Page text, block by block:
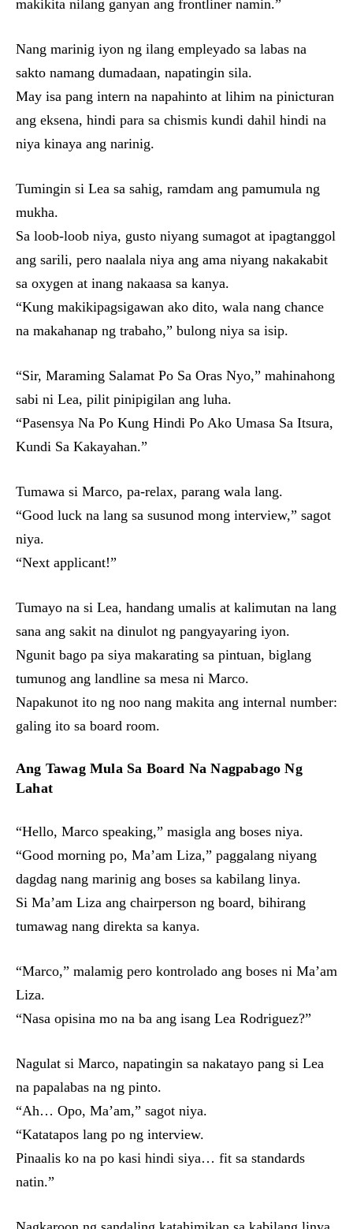
makikita nilang ganyan ang frontliner namin.”
Nang marinig iyon ng ilang empleyado sa labas na
sakto namang dumadaan, napatingin sila.
May isa pang intern na napahinto at lihim na pinicturan
ang eksena, hindi para sa chismis kundi dahil hindi na
niya kinaya ang narinig.
Tumingin si Lea sa sahig, ramdam ang pamumula ng
mukha.
Sa loob-loob niya, gusto niyang sumagot at ipagtanggol
ang sarili, pero naalala niya ang ama niyang nakakabit
sa oxygen at inang nakaasa sa kanya.
“Kung makikipagsigawan ako dito, wala nang chance
na makahanap ng trabaho,” bulong niya sa isip.
“Sir, Maraming Salamat Po Sa Oras Nyo,” mahinahong
sabi ni Lea, pilit pinipigilan ang luha.
“Pasensya Na Po Kung Hindi Po Ako Umasa Sa Itsura,
Kundi Sa Kakayahan.”
Tumawa si Marco, pa-relax, parang wala lang.
“Good luck na lang sa susunod mong interview,” sagot
niya.
“Next applicant!”
Tumayo na si Lea, handang umalis at kalimutan na lang
sana ang sakit na dinulot ng pangyayaring iyon.
Ngunit bago pa siya makarating sa pintuan, biglang
tumunog ang landline sa mesa ni Marco.
Napakunot ito ng noo nang makita ang internal number:
galing ito sa board room.
Ang Tawag Mula Sa Board Na Nagpabago Ng
Lahat
“Hello, Marco speaking,” masigla ang boses niya.
“Good morning po, Ma’am Liza,” paggalang niyang
dagdag nang marinig ang boses sa kabilang linya.
Si Ma’am Liza ang chairperson ng board, bihirang
tumawag nang direkta sa kanya.
“Marco,” malamig pero kontrolado ang boses ni Ma’am
Liza.
“Nasa opisina mo na ba ang isang Lea Rodriguez?”
Nagulat si Marco, napatingin sa nakatayo pang si Lea
na papalabas na ng pinto.
“Ah… Opo, Ma’am,” sagot niya.
“Katatapos lang po ng interview.
Pinaalis ko na po kasi hindi siya… fit sa standards
natin.”